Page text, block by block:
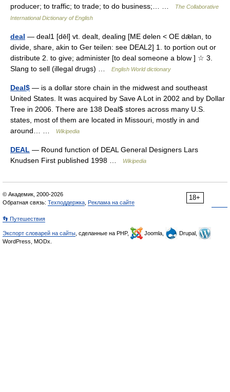
producer; to traffic; to trade; to do business;… …
The Collaborative
International Dictionary of English
deal — deal1 [dēl] vt. dealt, dealing [ME delen < OE dǣlan, to
divide, share, akin to Ger teilen: see DEAL2] 1. to portion out or
distribute 2. to give; administer [to deal someone a blow ] ☆ 3.
Slang to sell (illegal drugs) …
English World dictionary
Deal$ — is a dollar store chain in the midwest and southeast
United States. It was acquired by Save A Lot in 2002 and by Dollar
Tree in 2006. There are 138 Deal$ stores across many U.S.
states, most of them are located in Missouri, mostly in and
around… …
Wikipedia
DEAL — Round function of DEAL General Designers Lars
Knudsen First published 1998 …
Wikipedia
18+
© Академик, 2000-2026
Обратная связь: Техподдержка Реклама на сайте
👣 Путешествия
Экспорт словарей на сайты , сделанные на PHP, Joomla,
Drupal,
WordPress, MODx.